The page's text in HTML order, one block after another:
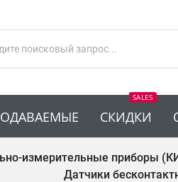
СКИДКИ
SALES
измерительные приборы
Датчики